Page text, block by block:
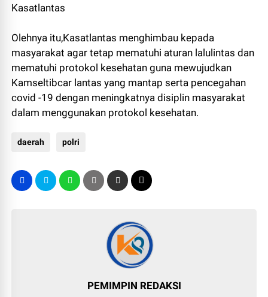
Kasatlantas
Olehnya itu,Kasatlantas menghimbau kepada
masyarakat agar tetap mematuhi aturan lalulintas dan
mematuhi protokol kesehatan guna mewujudkan
Kamseltibcar lantas yang mantap serta pencegahan
covid -19 dengan meningkatnya disiplin masyarakat
dalam menggunakan protokol kesehatan.
daerah polri
PEMIMPIN REDAKSI